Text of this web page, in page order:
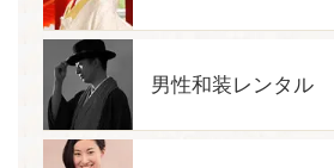
男性和装レンタル